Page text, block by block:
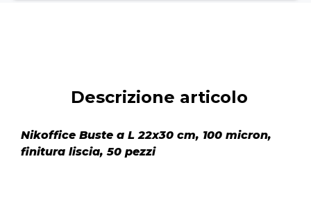
Descrizione articolo
Nikoffice Buste a L 22x30 cm, 100 micron,
finitura liscia, 50 pezzi